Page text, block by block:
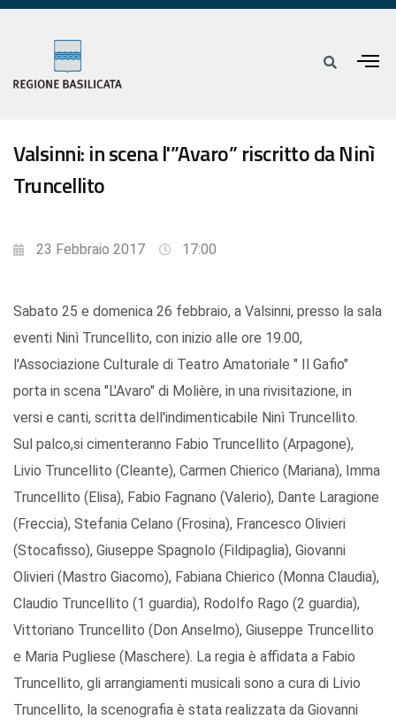
Valsinni: in scena l'”Avaro” riscritto da Ninì
Truncellito
23 Febbraio 2017 17:00
Sabato 25 e domenica 26 febbraio, a Valsinni, presso la sala
eventi Ninì Truncellito, con inizio alle ore 19.00,
l'Associazione Culturale di Teatro Amatoriale " Il Gafio"
porta in scena "L'Avaro" di Molière, in una rivisitazione, in
versi e canti, scritta dell'indimenticabile Ninì Truncellito.
Sul palco,si cimenteranno Fabio Truncellito (Arpagone),
Livio Truncellito (Cleante), Carmen Chierico (Mariana), Imma
Truncellito (Elisa), Fabio Fagnano (Valerio), Dante Laragione
(Freccia), Stefania Celano (Frosina), Francesco Olivieri
(Stocafisso), Giuseppe Spagnolo (Fildipaglia), Giovanni
Olivieri (Mastro Giacomo), Fabiana Chierico (Monna Claudia),
Claudio Truncellito (1 guardia), Rodolfo Rago (2 guardia),
Vittoriano Truncellito (Don Anselmo), Giuseppe Truncellito
e Maria Pugliese (Maschere). La regia è affidata a Fabio
Truncellito, gli arrangiamenti musicali sono a cura di Livio
Truncellito, la scenografia è stata realizzata da Giovanni